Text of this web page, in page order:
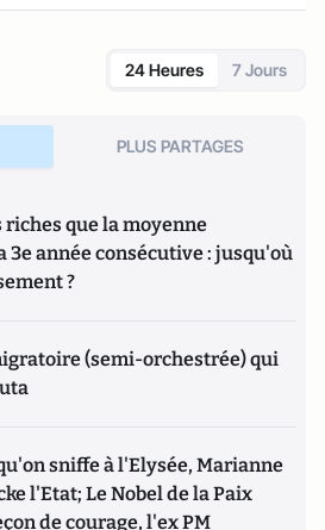
24 Heures 7 Jours
PLUS PARTAGES
riches que la moyenne
3e année consécutive : jusqu'où
?
(semi-orchestrée) qui
sniffe à l'Elysée, Marianne
l'Etat; Le Nobel de la Paix
de courage, l'ex PM